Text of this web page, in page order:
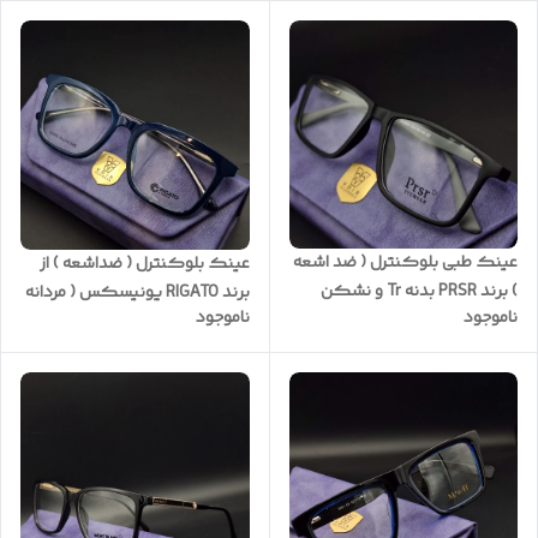
عینک طبی بلوکنترل ( ضد اشعه
) برند PRSR بدنه Tr و نشکن
(صورتخور اسلاید آخر)
ناموجود
عینک بلوکنترل ( ضداشعه ) از
برند RIGATO یونیسکس ( مردانه
و زنانه ) به همراه یکسال گارانتی
با پکیج کامل کد RI/B80
ناموجود